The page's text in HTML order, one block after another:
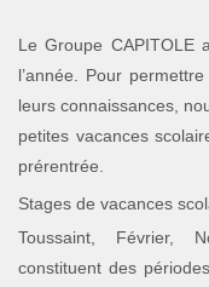
Le Groupe CAPITOLE
l’année. Pour
leurs connaissances,
petites vacances
prérentrée.
Stages de vacances
Toussaint, Février,
constituent des